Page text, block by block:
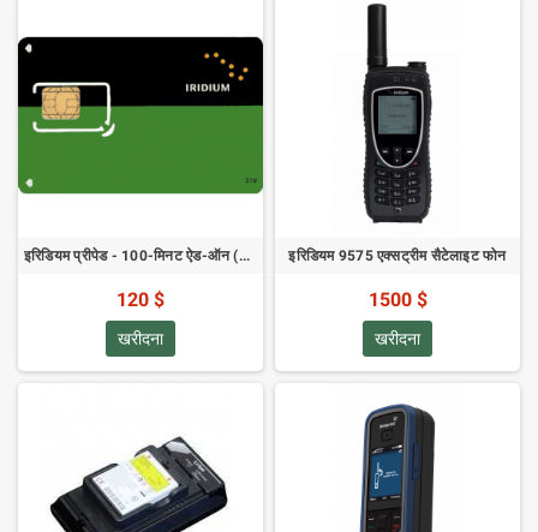
इरिडियम प्रीपेड - 100-मिनट ऐड-ऑन (0 दिन वैधता)
120 $
खरीदना
इरिडियम 9575 एक्सट्रीम सैटेलाइट फोन
1500 $
खरीदना